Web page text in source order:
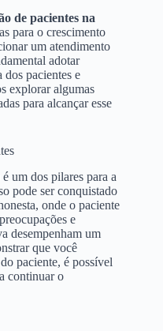
de pacientes na
para o crescimento
um atendimento
adotar
dos pacientes e
explorar algumas
para alcançar esse
um dos pilares para a
pode ser conquistado
onde o paciente
e
desempenham um
que você
paciente, é possível
continuar o